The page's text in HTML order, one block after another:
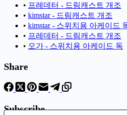
• 프레데터 - 드림캐스트 개조
• kimstar - 드림캐스트 개조
• kimstar - 스위치용 아케이드
• 프레데터 - 드림캐스트 개조
• 오가 - 스위치용 아케이드 독
Share
Subscribe
이메일 주소 입력…